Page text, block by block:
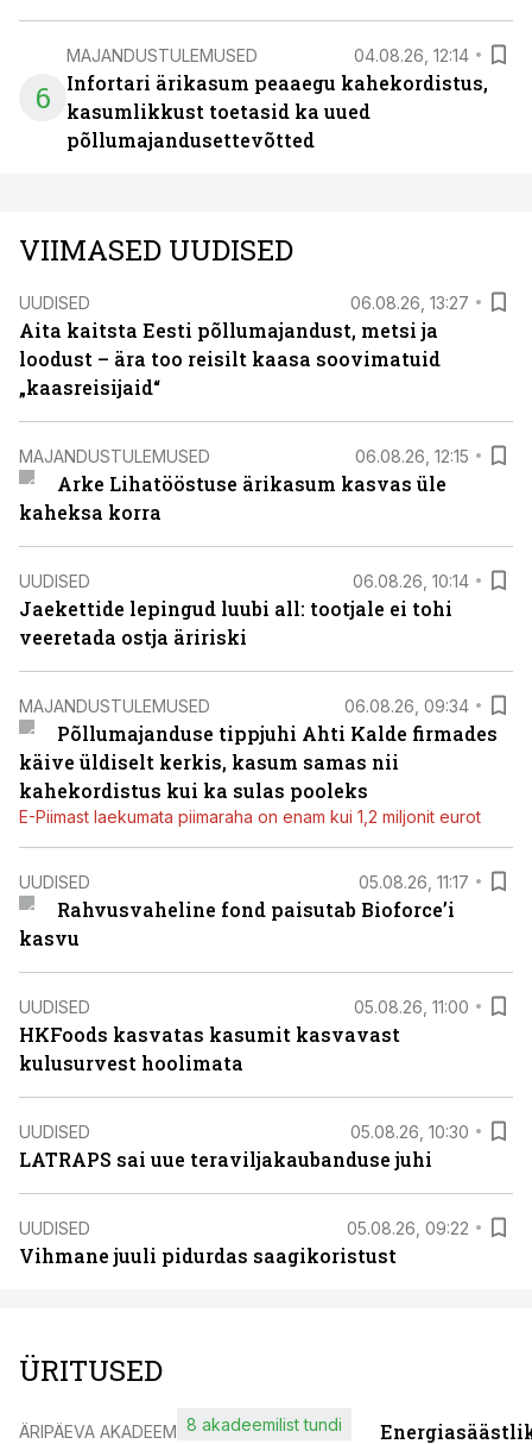
6
MAJANDUSTULEMUSED 04.08.26, 12:14
Infortari ärikasum peaaegu kahekordistus,
kasumlikkust toetasid ka uued
põllumajandusettevõtted
VIIMASED UUDISED
UUDISED 06.08.26, 13:27
Aita kaitsta Eesti põllumajandust, metsi ja
loodust – ära too reisilt kaasa soovimatuid
„kaasreisijaid“
MAJANDUSTULEMUSED 06.08.26, 12:15
Arke Lihatööstuse ärikasum kasvas üle
kaheksa korra
UUDISED 06.08.26, 10:14
Jaekettide lepingud luubi all: tootjale ei tohi
veeretada ostja äririski
MAJANDUSTULEMUSED 06.08.26, 09:34
Põllumajanduse tippjuhi Ahti Kalde firmades
käive üldiselt kerkis, kasum samas nii
kahekordistus kui ka sulas pooleks
E-Piimast laekumata piimaraha on enam kui 1,2 miljonit eurot
UUDISED 05.08.26, 11:17
Rahvusvaheline fond paisutab Bioforce’i
kasvu
UUDISED 05.08.26, 11:00
HKFoods kasvatas kasumit kasvavast
kulusurvest hoolimata
UUDISED 05.08.26, 10:30
LATRAPS sai uue teraviljakaubanduse juhi
UUDISED 05.08.26, 09:22
Vihmane juuli pidurdas saagikoristust
ÜRITUSED
ÄRIPÄEVA AKADEEMIA8 akadeemilist tundi